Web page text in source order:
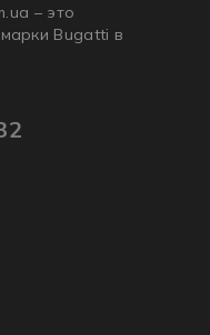
– это
Bugatti в